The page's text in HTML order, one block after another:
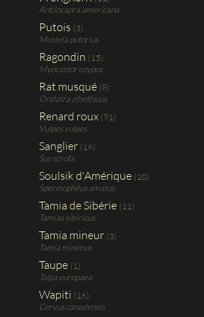
Antilocapra americana
Putois (3)
Mustela putorius
Ragondin (15)
Myocastor coypus
Rat musqué (8)
Ondatra zibethicus
Renard roux (91)
Vulpes vulpes
Sanglier (16)
Sus scrofa
Soulsik d'Amérique (10)
Spermophilus amatus
Tamia de Sibérie (11)
Tamias sibiricus
Tamia mineur (3)
Tamia minimus
Taupe (1)
Talpa europaea
Wapiti (16)
Cervus canadensis